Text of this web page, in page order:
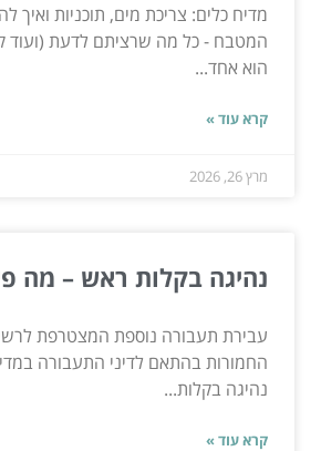
מדיח כלים: צריכת מים, תוכניות ואיך
המטבח - כל מה שרציתם לדעת (ועוד
הוא אחד...
קרא עוד »
מרץ 26, 2026
נהיגה בקלות ראש – מה
עבירת תעבורה נוספת המצטרפת
החמורות בהתאם לדיני התעבורה
נהיגה בקלות...
קרא עוד »